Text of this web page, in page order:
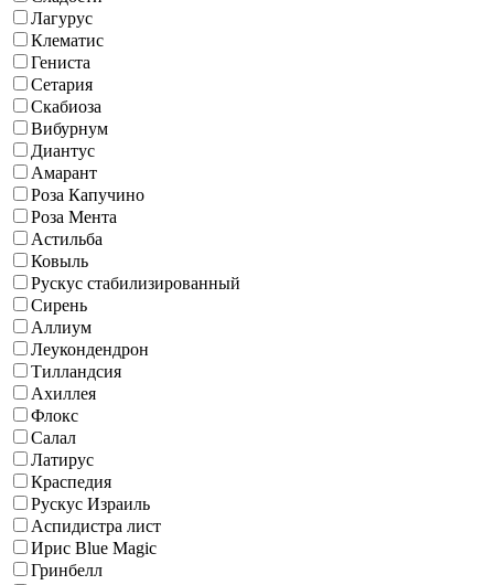
Лагурус
Клематис
Гениста
Сетария
Скабиоза
Вибурнум
Диантус
Амарант
Роза Капучино
Роза Мента
Астильба
Ковыль
Рускус стабилизированный
Сирень
Аллиум
Леукондендрон
Тилландсия
Ахиллея
Флокс
Салал
Латирус
Краспедия
Рускус Израиль
Аспидистра лист
Ирис Blue Magic
Гринбелл